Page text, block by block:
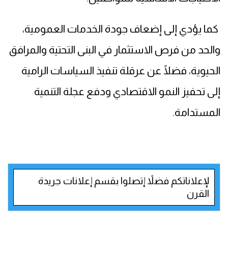
كما يؤدي إلى إضعاف جودة الخدمات العمومية،
والحد من فرص الاستثمار في البنى التحتية والمرافق
الحيوية، فضلًا عن عرقلة تنفيذ السياسات الرامية
إلى تحفيز النمو الاقتصادي ودفع عجلة التنمية
المستدامة.
لإعلاناتكم فضلاً إتصلوا بقسم إعلانات جريدة
القرن